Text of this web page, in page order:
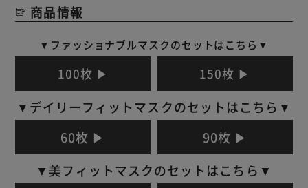
商品情報
▼ファッショナブルマスクのセットはこちら▼
100枚 ▶ 150枚 ▶
▼デイリーフィットマスクのセットはこちら▼
60枚 ▶
90枚 ▶
▼美フィットマスクのセットはこちら▼